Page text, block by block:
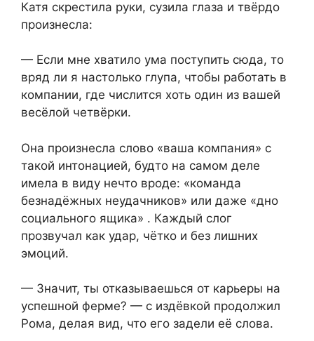
Катя скрестила руки, сузила глаза и твёрдо
произнесла:
— Если мне хватило ума поступить сюда, то
вряд ли я настолько глупа, чтобы работать в
компании, где числится хоть один из вашей
весёлой четвёрки.
Она произнесла слово «ваша компания» с
такой интонацией, будто на самом деле
имела в виду нечто вроде: «команда
безнадёжных неудачников» или даже «дно
социального ящика» . Каждый слог
прозвучал как удар, чётко и без лишних
эмоций.
— Значит, ты отказываешься от карьеры на
успешной ферме? — с издёвкой продолжил
Рома, делая вид, что его задели её слова.